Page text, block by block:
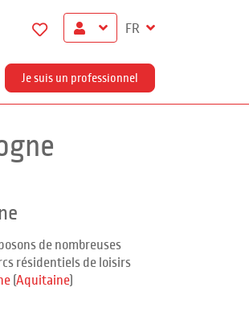
FR
Je suis un professionnel
de nombreuses
résidentiels de loisirs
(Aquitaine)